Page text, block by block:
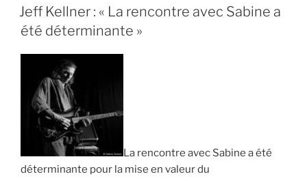
LE
Jeff Kellner : « La rencontre avec Sabine a
été déterminante »
La rencontre avec Sabine a été
déterminante pour la mise en valeur du